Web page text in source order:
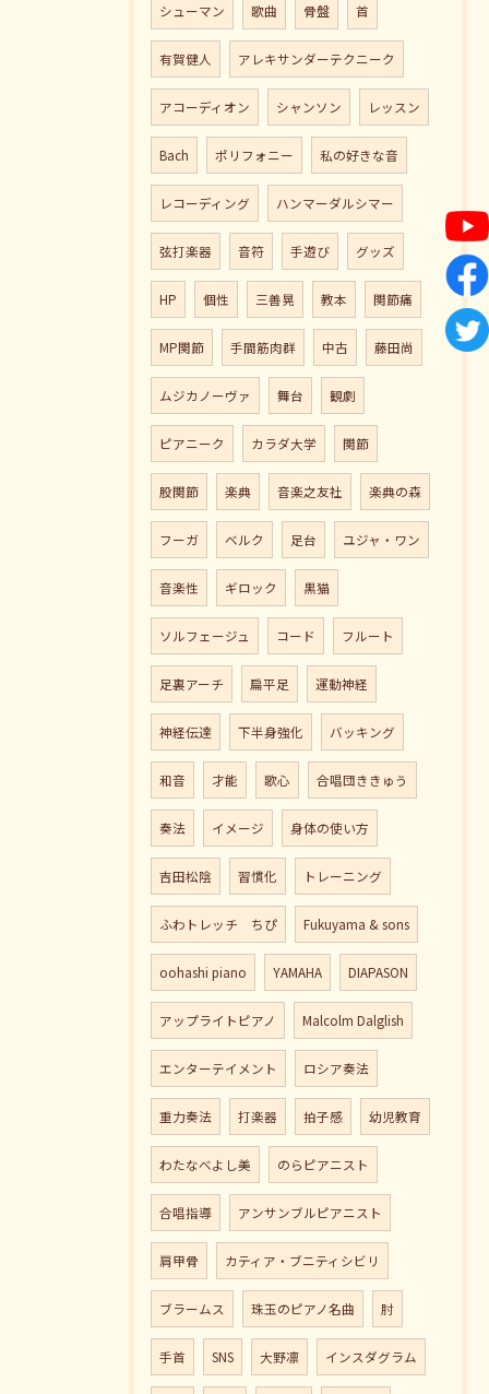
シューマン 歌曲 骨盤 首
有賀健人 アレキサンダーテクニーク
アコーディオン シャンソン レッスン
Bach ポリフォニー 私の好きな音
レコーディング ハンマーダルシマー
弦打楽器 音符 手遊び グッズ
HP 個性 三善晃 教本 関節痛
MP関節 手間筋肉群 中古 藤田尚
ムジカノーヴァ 舞台 観劇
ピアニーク カラダ大学 関節
股関節 楽典 音楽之友社 楽典の森
フーガ ベルク 足台 ユジャ・ワン
音楽性 ギロック 黒猫
ソルフェージュ コード フルート
足裏アーチ 扁平足 運動神経
神経伝達 下半身強化 バッキング
和音 才能 歌心 合唱団ききゅう
奏法 イメージ 身体の使い方
吉田松陰 習慣化 トレーニング
ふわトレッチ ちぴ Fukuyama & sons
oohashi piano YAMAHA DIAPASON
アップライトピアノ Malcolm Dalglish
エンターテイメント ロシア奏法
重力奏法 打楽器 拍子感 幼児教育
わたなべよし美 のらピアニスト
合唱指導 アンサンブルピアニスト
肩甲骨 カティア・ブニティシビリ
ブラームス 珠玉のピアノ名曲 肘
手首 SNS 大野凛 インスダグラム